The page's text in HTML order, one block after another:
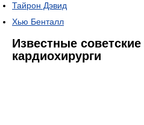
Тайрон Дэвид
Хью Бенталл
Известные
кардиохирурги